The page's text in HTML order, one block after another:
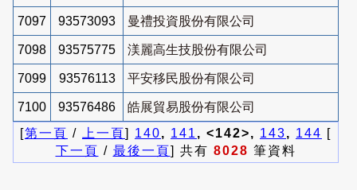
7097 93573093 曼禮投資股份有限公司
7098 93575775 渼麗高生技股份有限公司
7099 93576113 平安移民股份有限公司
7100 93576486
皓展貿易股份有限公司
[第一頁 / 上一頁] 140, 141 , <142>, 143, 144 [
下一頁 / 最後一頁] 共有 8028 筆資料